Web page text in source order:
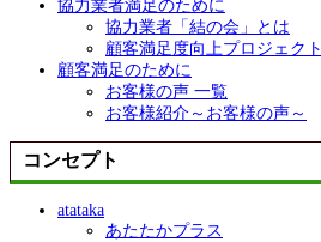
協力業者満足のために
協力業者「結の会」とは
顧客満足度向上プロジェクト
顧客満足のために
お客様の声 一覧
お客様紹介～お客様の声～
コンセプト
atataka
あたたかプラス